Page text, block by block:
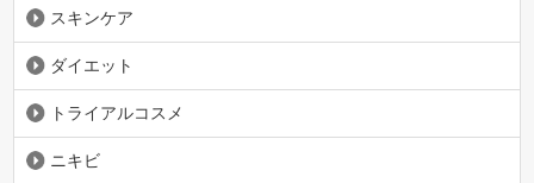
スキンケア
ダイエット
トライアルコスメ
ニキビ